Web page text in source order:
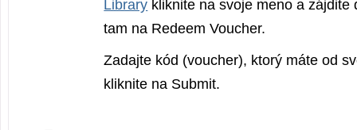
Library kliknite na svoje meno a zájdite
tam na Redeem Voucher.
Zadajte kód (voucher), ktorý máte od
kliknite na Submit.